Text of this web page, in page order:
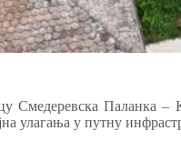
Смедеревска Паланка
улагања у путну